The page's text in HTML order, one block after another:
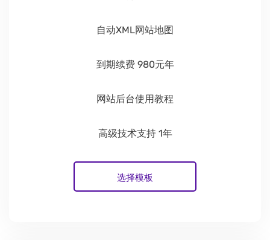
自动XML网站地图
到期续费 980元年
网站后台使用教程
高级技术支持 1年
选择模板